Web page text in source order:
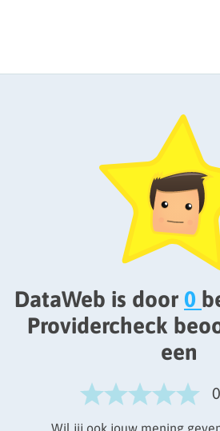
DataWeb is door 0
Providercheck
een
Wil jij ook jouw mening